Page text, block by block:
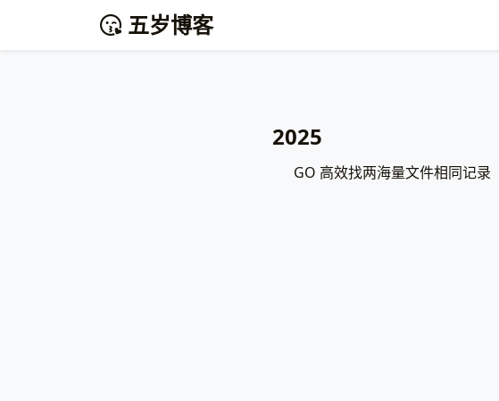
五岁博客
2025
GO 高效找两海量文件相同记录